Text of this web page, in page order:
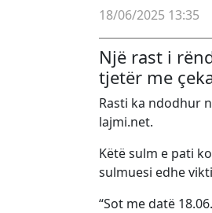
18/06/2025 13:35
Një rast i
tjetër me
Rasti ka ndodhur
lajmi.net.
Këtë sulm e pati
sulmuesi edhe
“Sot me datë